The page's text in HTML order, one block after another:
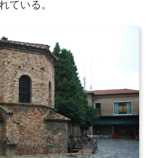
ている。